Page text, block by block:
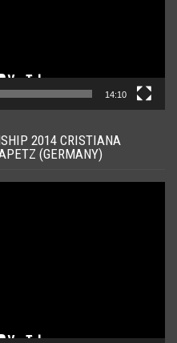
14:10
2014 CRISTIANA
(GERMANY)